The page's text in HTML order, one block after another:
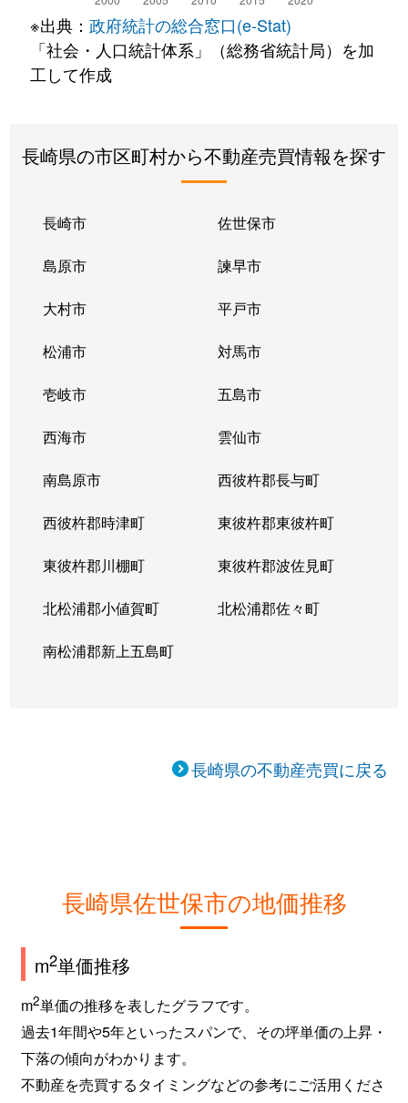
※出典： 政府統計の総合窓口(e-Stat)
「社会・人口統計体系」（総務省統計局）を加
工して作成
長崎県の市区町村から不動産売買情報を探す
長崎市 佐世保市
島原市 諫早市
大村市 平戸市
松浦市 対馬市
壱岐市 五島市
西海市 雲仙市
南島原市 西彼杵郡長与町
西彼杵郡時津町 東彼杵郡東彼杵町
東彼杵郡川棚町 東彼杵郡波佐見町
北松浦郡小値賀町 北松浦郡佐々町
南松浦郡新上五島町
長崎県の不動産売買に戻る
長崎県佐世保市の地価推移
m2単価推移
m2単価の推移を表したグラフです。
過去1年間や5年といったスパンで、その坪単価の上昇・
下落の傾向がわかります。
不動産を売買するタイミングなどの参考にご活用くださ